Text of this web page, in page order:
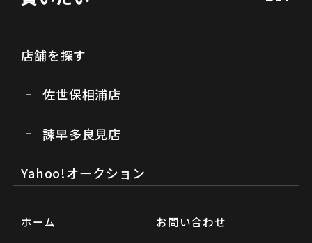
店舗を探す
佐世保相浦店
諫早多良見店
Yahoo!オークション
ホーム お問い合わせ